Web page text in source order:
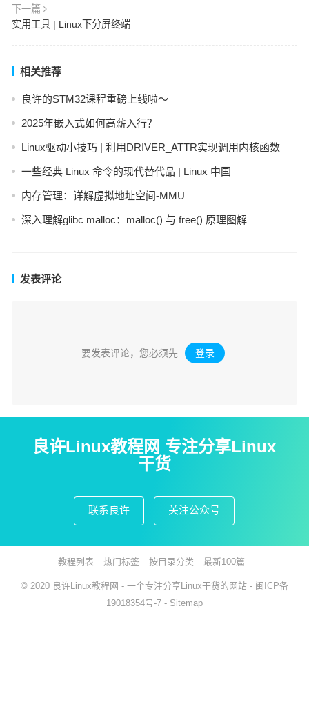
下一篇
实用工具 | Linux下分屏终端
相关推荐
良许的STM32课程重磅上线啦～
2025年嵌入式如何高薪入行？
Linux驱动小技巧 | 利用DRIVER_ATTR实现调用内核函数
一些经典 Linux 命令的现代替代品 | Linux 中国
内存管理：详解虚拟地址空间-MMU
深入理解glibc malloc：malloc() 与 free() 原理图解
发表评论
要发表评论，您必须先 登录 。
良许Linux教程网 专注分享Linux
干货
联系良许 关注公众号
教程列表 热门标签 按目录分类 最新100篇
© 2020 良许Linux教程网 - 一个专注分享Linux干货的网站 - 闽ICP备
19018354号-7 - Sitemap